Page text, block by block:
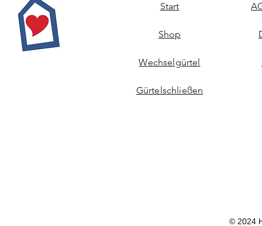
Start
Shop
Wechselgürtel
Gürtelschließen
© 2024